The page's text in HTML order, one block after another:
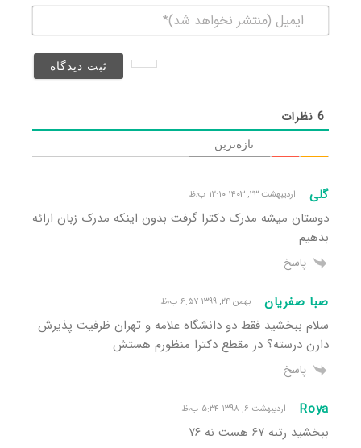
(منتشر
6نظرات
تازه‌ترین
گلی اردیبهشت ۲۳, ۱۴۰۳ ۱۲:۱۰ ب٫ظ
دوستان میشه مدرک دکترا گرفت بدون اینکه مدرک زبان ارائه
بدهیم
پاسخ
صبا صفریان بهمن ۲۴, ۱۳۹۹ ۶:۵۷ ب٫ظ
سلام ببخشید فقط دو دانشگاه علامه و تهران ظرفیت پذیرش
دارن درسته؟ در مقطع دکترا منظورم هستش
پاسخ
Roya اردیبهشت ۶, ۱۳۹۸ ۵:۳۴ ب٫ظ
ببخشید رتبه ۶۷ هست نه ۷۶